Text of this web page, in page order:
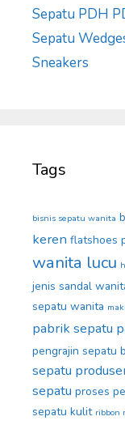
Sepatu PDH
Sepatu
Sneakers
Tags
bisnis sepatu wanita
keren flatshoes
wanita lucu
jenis sandal
sepatu wanita
pabrik sepatu
pengrajin sepatu
sepatu
sepatu proses
sepatu kulit ribbon